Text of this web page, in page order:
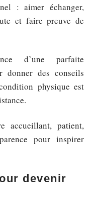
: aimer échanger,
et faire preuve de
d’une parfaite
donner des conseils
physique est
accueillant, patient,
pour inspirer
devenir